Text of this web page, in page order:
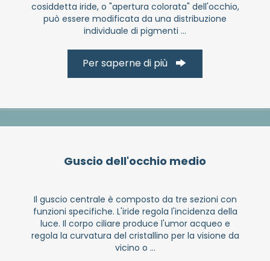
cosiddetta iride, o "apertura colorata" dell'occhio,
può essere modificata da una distribuzione
individuale di pigmenti ...
Per saperne di più
Guscio dell'occhio medio
Il guscio centrale è composto da tre sezioni con
funzioni specifiche. L'iride regola l'incidenza della
luce. Il corpo ciliare produce l'umor acqueo e
regola la curvatura del cristallino per la visione da
vicino o ...